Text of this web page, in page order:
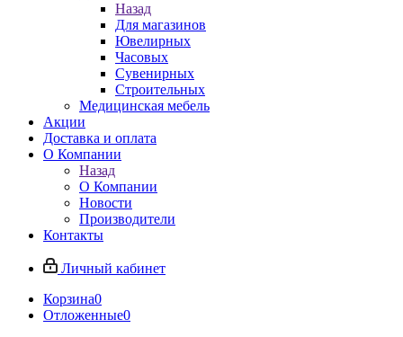
Назад
Для магазинов
Ювелирных
Часовых
Сувенирных
Строительных
Медицинская мебель
Акции
Доставка и оплата
О Компании
Назад
О Компании
Новости
Производители
Контакты
Личный кабинет
Корзина0
Отложенные0